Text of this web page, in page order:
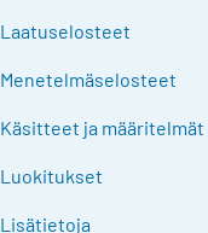
Laatuselosteet
Menetelmäselosteet
Käsitteet ja määritelmät
Luokitukset
Lisätietoja